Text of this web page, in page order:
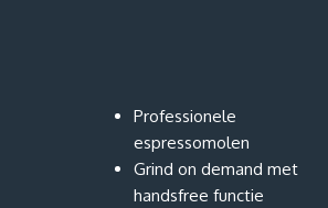
Professionele
espressomolen
Grind on demand met
handsfree functie